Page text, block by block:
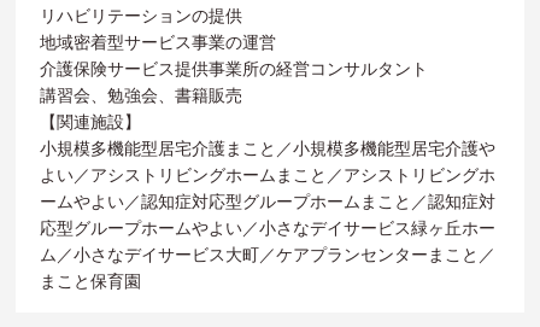
リハビリテーションの提供
地域密着型サービス事業の運営
介護保険サービス提供事業所の経営コンサルタント
講習会、勉強会、書籍販売
【関連施設】
小規模多機能型居宅介護まこと／小規模多機能型居宅介護や
よい／アシストリビングホームまこと／アシストリビングホ
ームやよい／認知症対応型グループホームまこと／認知症対
応型グループホームやよい／小さなデイサービス緑ヶ丘ホー
ム／小さなデイサービス大町／ケアプランセンターまこと／
まこと保育園